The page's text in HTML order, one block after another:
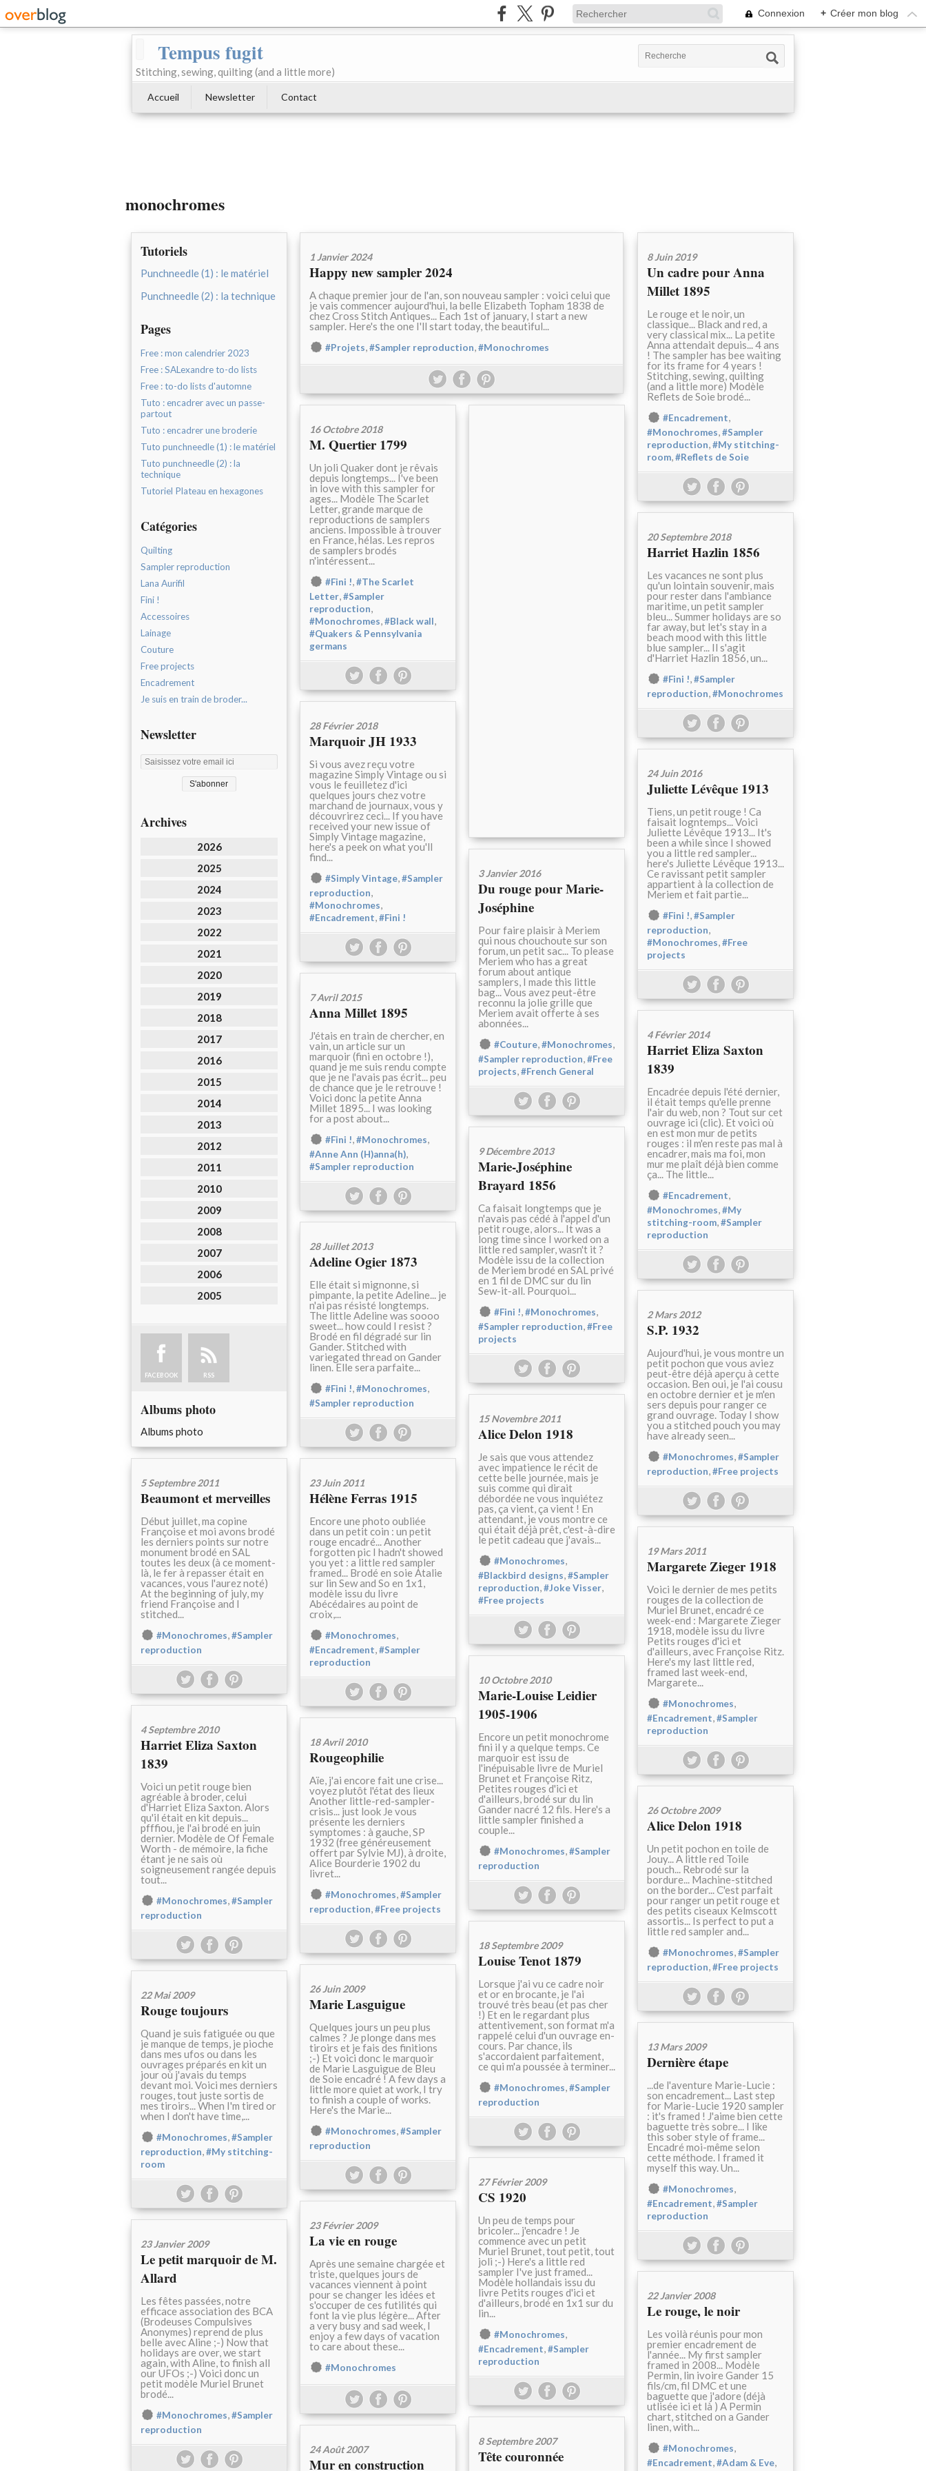
Connexion + Créer mon blog
Tempus fugit
Stitching, sewing, quilting (and a little more)
Accueil Newsletter Contact
monochromes
Tutoriels
Punchneedle (1) : le matériel
Punchneedle (2) : la technique
Pages
Free : mon calendrier 2023
Free : SALexandre to-do lists
Free : to-do lists d'automne
Tuto : encadrer avec un passe-
partout
Tuto : encadrer une broderie
Tuto punchneedle (1) : le matériel
Tuto punchneedle (2) : la
technique
Tutoriel Plateau en hexagones
Catégories
Quilting
Sampler reproduction
Lana Aurifil
Fini !
Accessoires
Lainage
Couture
Free projects
Encadrement
Je suis en train de broder...
Newsletter
Archives
2026
2025
2024
2023
2022
2021
2020
2019
2018
2017
2016
2015
2014
2013
2012
2011
2010
2009
2008
2007
2006
2005
FACEBOOK RSS
Albums photo
Albums photo
1 Janvier 2024
Happy new sampler 2024
A chaque premier jour de l'an, son nouveau sampler : voici celui que
je vais commencer aujourd'hui, la belle Elizabeth Topham 1838 de
chez Cross Stitch Antiques... Each 1st of january, I start a new
sampler. Here's the one I'll start today, the beautiful...
#Projets,#Sampler reproduction,#Monochromes
8 Juin 2019
Un cadre pour Anna
Millet 1895
Le rouge et le noir, un
classique... Black and red, a
very classical mix... La petite
Anna attendait depuis... 4 ans
! The sampler has bee waiting
for its frame for 4 years !
Stitching, sewing, quilting
(and a little more) Modèle
Reflets de Soie brodé...
#Encadrement,
#Monochromes,#Sampler
reproduction,#My stitching-
room,#Reflets de Soie
16 Octobre 2018
M. Quertier 1799
Un joli Quaker dont je rêvais
depuis longtemps... I've been
in love with this sampler for
ages... Modèle The Scarlet
Letter, grande marque de
reproductions de samplers
anciens. Impossible à trouver
en France, hélas. Les repros
de samplers brodés
n'intéressent...
#Fini !,#The Scarlet
Letter,#Sampler
reproduction,
#Monochromes,#Black wall,
#Quakers & Pennsylvania
germans
20 Septembre 2018
Harriet Hazlin 1856
Les vacances ne sont plus
qu'un lointain souvenir, mais
pour rester dans l'ambiance
maritime, un petit sampler
bleu... Summer holidays are so
far away, but let's stay in a
beach mood with this little
blue sampler... Il s'agit
d'Harriet Hazlin 1856, un...
#Fini !,#Sampler
reproduction,#Monochromes
28 Février 2018
Marquoir JH 1933
Si vous avez reçu votre
magazine Simply Vintage ou si
vous le feuilletez d'ici
quelques jours chez votre
marchand de journaux, vous y
découvrirez ceci... If you have
received your new issue of
Simply Vintage magazine,
here's a peek on what you'll
find...
#Simply Vintage,#Sampler
reproduction,
#Monochromes,
#Encadrement,#Fini !
24 Juin 2016
Juliette Lévêque 1913
Tiens, un petit rouge ! Ca
faisait logntemps... Voici
Juliette Lévêque 1913... It's
been a while since I showed
you a little red sampler...
here's Juliette Lévêque 1913...
Ce ravissant petit sampler
appartient à la collection de
Meriem et fait partie...
#Fini !,#Sampler
reproduction,
#Monochromes,#Free
projects
3 Janvier 2016
Du rouge pour Marie-
Joséphine
Pour faire plaisir à Meriem
qui nous chouchoute sur son
forum, un petit sac... To please
Meriem who has a great
forum about antique
samplers, I made this little
bag... Vous avez peut-être
reconnu la jolie grille que
Meriem avait offerte à ses
abonnées...
#Couture,#Monochromes,
#Sampler reproduction,#Free
projects,#French General
7 Avril 2015
Anna Millet 1895
J'étais en train de chercher, en
vain, un article sur un
marquoir (fini en octobre !),
quand je me suis rendu compte
que je ne l'avais pas écrit... peu
de chance que je le retrouve !
Voici donc la petite Anna
Millet 1895... I was looking
for a post about...
#Fini !,#Monochromes,
#Anne Ann (H)anna(h),
#Sampler reproduction
4 Février 2014
Harriet Eliza Saxton
1839
Encadrée depuis l'été dernier,
il était temps qu'elle prenne
l'air du web, non ? Tout sur cet
ouvrage ici (clic). Et voici où
en est mon mur de petits
rouges : il m'en reste pas mal à
encadrer, mais ma foi, mon
mur me plaît déjà bien comme
ça... The little...
#Encadrement,
#Monochromes,#My
stitching-room,#Sampler
reproduction
9 Décembre 2013
Marie-Joséphine
Brayard 1856
Ca faisait longtemps que je
n'avais pas cédé à l'appel d'un
petit rouge, alors... It was a
long time since I worked on a
little red sampler, wasn't it ?
Modèle issu de la collection
de Meriem brodé en SAL privé
en 1 fil de DMC sur du lin
Sew-it-all. Pourquoi...
#Fini !,#Monochromes,
#Sampler reproduction,#Free
projects
28 Juillet 2013
Adeline Ogier 1873
Elle était si mignonne, si
pimpante, la petite Adeline... je
n'ai pas résisté longtemps.
The little Adeline was soooo
sweet... how could I resist ?
Brodé en fil dégradé sur lin
Gander. Stitched with
variegated thread on Gander
linen. Elle sera parfaite...
#Fini !,#Monochromes,
#Sampler reproduction
2 Mars 2012
S.P. 1932
Aujourd'hui, je vous montre un
petit pochon que vous aviez
peut-être déjà aperçu à cette
occasion. Ben oui, je l'ai cousu
en octobre dernier et je m'en
sers depuis pour ranger ce
grand ouvrage. Today I show
you a stitched pouch you may
have already seen...
#Monochromes,#Sampler
reproduction,#Free projects
15 Novembre 2011
Alice Delon 1918
Je sais que vous attendez
avec impatience le récit de
cette belle journée, mais je
suis comme qui dirait
débordée ne vous inquiétez
pas, ça vient, ça vient ! En
attendant, je vous montre ce
qui était déjà prêt, c'est-à-dire
le petit cadeau que j'avais...
#Monochromes,
#Blackbird designs,#Sampler
reproduction,#Joke Visser,
#Free projects
5 Septembre 2011
Beaumont et merveilles
Début juillet, ma copine
Françoise et moi avons brodé
les derniers points sur notre
monument brodé en SAL
toutes les deux (à ce moment-
là, le fer à repasser était en
vacances, vous l'aurez noté)
At the beginning of july, my
friend Françoise and I
stitched...
#Monochromes,#Sampler
reproduction
23 Juin 2011
Hélène Ferras 1915
Encore une photo oubliée
dans un petit coin : un petit
rouge encadré... Another
forgotten pic I hadn't showed
you yet : a little red sampler
framed... Brodé en soie Atalie
sur lin Sew and So en 1x1,
modèle issu du livre
Abécédaires au point de
croix,...
#Monochromes,
#Encadrement,#Sampler
reproduction
19 Mars 2011
Margarete Zieger 1918
Voici le dernier de mes petits
rouges de la collection de
Muriel Brunet, encadré ce
week-end : Margarete Zieger
1918, modèle issu du livre
Petits rouges d'ici et
d'ailleurs, avec Françoise Ritz.
Here's my last little red,
framed last week-end,
Margarete...
#Monochromes,
#Encadrement,#Sampler
reproduction
10 Octobre 2010
Marie-Louise Leidier
1905-1906
Encore un petit monochrome
fini il y a quelque temps. Ce
marquoir est issu de
l'inépuisable livre de Muriel
Brunet et Françoise Ritz,
Petites rouges d'ici et
d'ailleurs, brodé sur du lin
Gander nacré 12 fils. Here's a
little sampler finished a
couple...
#Monochromes,#Sampler
reproduction
4 Septembre 2010
Harriet Eliza Saxton
1839
Voici un petit rouge bien
agréable à broder, celui
d'Harriet Eliza Saxton. Alors
qu'il était en kit depuis...
pfffiou, je l'ai brodé en juin
dernier. Modèle de Of Female
Worth - de mémoire, la fiche
étant je ne sais où
soigneusement rangée depuis
tout...
#Monochromes,#Sampler
reproduction
18 Avril 2010
Rougeophilie
Aïe, j'ai encore fait une crise...
voyez plutôt l'état des lieux
Another little-red-sampler-
crisis... just look Je vous
présente les derniers
symptomes : à gauche, SP
1932 (free généreusement
offert par Sylvie MJ), à droite,
Alice Bourderie 1902 du
livret...
#Monochromes,#Sampler
reproduction,#Free projects
26 Octobre 2009
Alice Delon 1918
Un petit pochon en toile de
Jouy... A little red Toile
pouch... Rebrodé sur la
bordure... Machine-stitched
on the border... C'est parfait
pour ranger un petit rouge et
des petits ciseaux Kelmscott
assortis... Is perfect to put a
little red sampler and...
#Monochromes,#Sampler
reproduction,#Free projects
18 Septembre 2009
Louise Tenot 1879
Lorsque j'ai vu ce cadre noir
et or en brocante, je l'ai
trouvé très beau (et pas cher
!) Et en le regardant plus
attentivement, son format m'a
rappelé celui d'un ouvrage en-
cours. Par chance, ils
s'accordaient parfaitement,
ce qui m'a poussée à terminer...
#Monochromes,#Sampler
reproduction
26 Juin 2009
Marie Lasguigue
Quelques jours un peu plus
calmes ? Je plonge dans mes
tiroirs et je fais des finitions
;-) Et voici donc le marquoir
de Marie Lasguigue de Bleu
de Soie encadré ! A few days a
little more quiet at work, I try
to finish a couple of works.
Here's the Marie...
#Monochromes,#Sampler
reproduction
22 Mai 2009
Rouge toujours
Quand je suis fatiguée ou que
je manque de temps, je pioche
dans mes ufos ou dans les
ouvrages préparés en kit un
jour où j'avais du temps
devant moi. Voici mes derniers
rouges, tout juste sortis de
mes tiroirs... When I'm tired or
when I don't have time,...
#Monochromes,#Sampler
reproduction,#My stitching-
room
13 Mars 2009
Dernière étape
...de l'aventure Marie-Lucie :
son encadrement... Last step
for Marie-Lucie 1920 sampler
: it's framed ! J'aime bien cette
baguette très sobre... I like
this sober style of frame...
Encadré moi-même selon
cette méthode. I framed it
myself this way. Un...
#Monochromes,
#Encadrement,#Sampler
reproduction
27 Février 2009
CS 1920
Un peu de temps pour
bricoler... j'encadre ! Je
commence avec un petit
Muriel Brunet, tout petit, tout
joli ;-) Here's a little red
sampler I've just framed...
Modèle hollandais issu du
livre Petits rouges d'ici et
d'ailleurs, brodé en 1x1 sur du
lin...
#Monochromes,
#Encadrement,#Sampler
reproduction
23 Février 2009
La vie en rouge
Après une semaine chargée et
triste, quelques jours de
vacances viennent à point
pour se changer les idées et
s'occuper de ces futilités qui
font la vie plus légère... After
a very busy and sad week, I
enjoy a few days of vacation
to care about these...
#Monochromes
23 Janvier 2009
Le petit marquoir de M.
Allard
Les fêtes passées, notre
efficace association des BCA
(Brodeuses Compulsives
Anonymes) reprend de plus
belle avec Aline ;-) Now that
holidays are over, we start
again, with Aline, to finish all
our UFOs ;-) Voici donc un
petit modèle Muriel Brunet
brodé...
#Monochromes,#Sampler
reproduction
22 Janvier 2008
Le rouge, le noir
Les voilà réunis pour mon
premier encadrement de
l'année... My first sampler
framed in 2008... Modèle
Permin, lin ivoire Gander 15
fils/cm, fil DMC et une
baguette que j'adore (déjà
utlisée ici et là ) A Permin
chart, stitched on a Gander
linen, with...
#Monochromes,
#Encadrement,#Adam & Eve,
8 Septembre 2007
Tête couronnée
24 Août 2007
Mur en construction